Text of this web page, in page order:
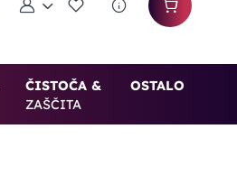
Moj računSeznam želja
ČISTOČA &
ZAŠČITA
OSTALO